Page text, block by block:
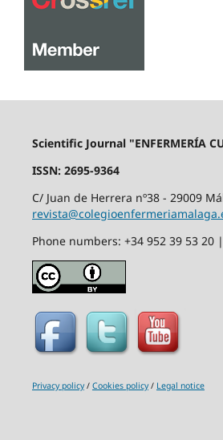
Scientific Journal "ENFERMERÍA
ISSN: 2695-9364
C/ Juan de Herrera nº38 - 29009
Phone numbers: +34 952 39 53 20
Privacy policy/ Cookies policy/ Legal notice